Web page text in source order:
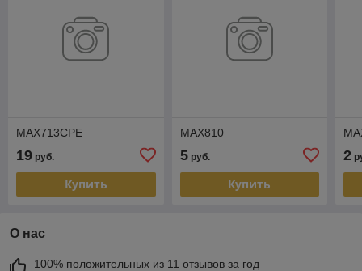
MAX713CPE
19 руб.
Купить
MAX810
5руб.
Купить
2
О нас
100% положительных из 11 отзывов за год